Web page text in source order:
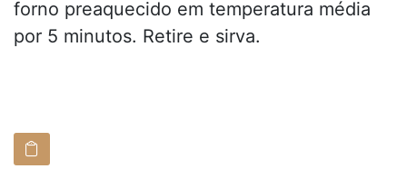
forno preaquecido em temperatura média
por 5 minutos. Retire e sirva.